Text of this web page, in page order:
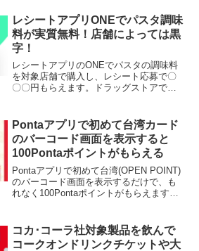
とその場でレシートQRコードからくじが
ひけて、あた...
レシートアプリONEでパスタ調味
料が実質無料！店舗によっては黒
字！
レシートアプリのONEでパスタの調味料
を対象店舗で購入し、レシート応募で〇
〇〇円もらえます。ドラッグストアで購
スタが作れます。余り野菜やベーコンな
どがあれば簡単に味が決...
Pontaアプリで初めて台湾カード
のバーコード画面を表示すると
100Pontaポイントがもらえる
Pontaアプリで初めて台湾(OPEN POINT)
のバーコード画面を表示するだけで、も
れなく100Pontaポイントがもらえます。
(OPEN POINT)のバー...
コカ･コーラ社対象製品を飲んで
コークオンドリンクチケットや大